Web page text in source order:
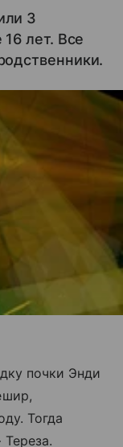
3
лет. Все
почки Энди
Тогда